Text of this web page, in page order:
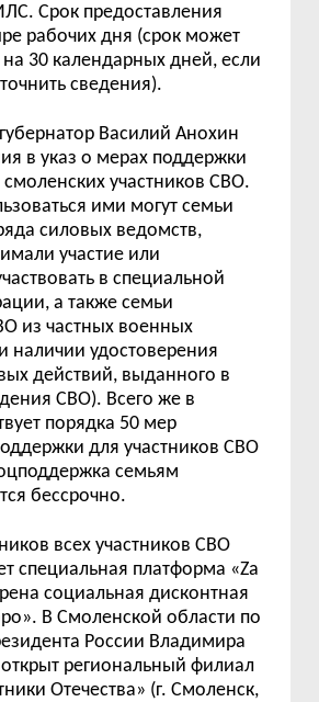
Срок предоставления
рабочих дня (срок может
30 календарных дней, если
сведения).
Василий Анохин
в указ о мерах поддержки
участников СВО.
ими могут семьи
силовых ведомств,
участие или
в специальной
а также семьи
из частных военных
наличии удостоверения
действий, выданного в
СВО). Всего же в
порядка 50 мер
для участников СВО
семьям
бессрочно.
всех участников СВО
специальная платформа «Za
социальная дисконтная
В Смоленской области по
России Владимира
региональный филиал
Отечества» (г. Смоленск,